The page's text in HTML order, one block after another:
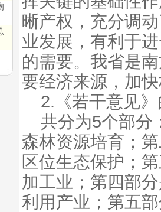
晰产权，充分调
业发展，有利于
的需要。我省是
要经济来源，加
2.《若干意见
共分为5个部分
森林资源培育；
区位生态保护；
加工业；第四部
利用产业；第五